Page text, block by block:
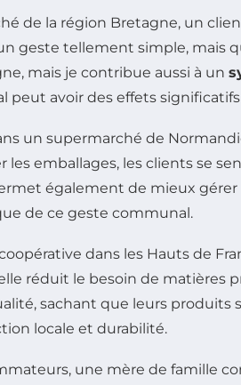
de la région Bretagne, un
geste tellement simple, mais
mais je contribue aussi à un
peut avoir des effets
un supermarché de
emballages, les clients se
également de mieux
de ce geste communal.
dans les Hauts de
réduit le besoin de matières
sachant que leurs
locale et durabilité.
une mère de famille